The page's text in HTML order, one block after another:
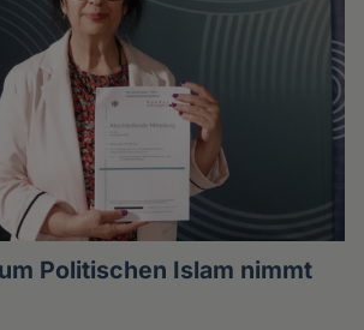
Politischen Islam nimmt